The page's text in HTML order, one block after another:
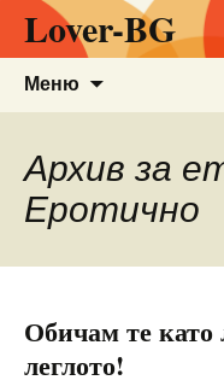
Lover-BG
Меню
Архив за
Еротично
Обичам те като
леглото!